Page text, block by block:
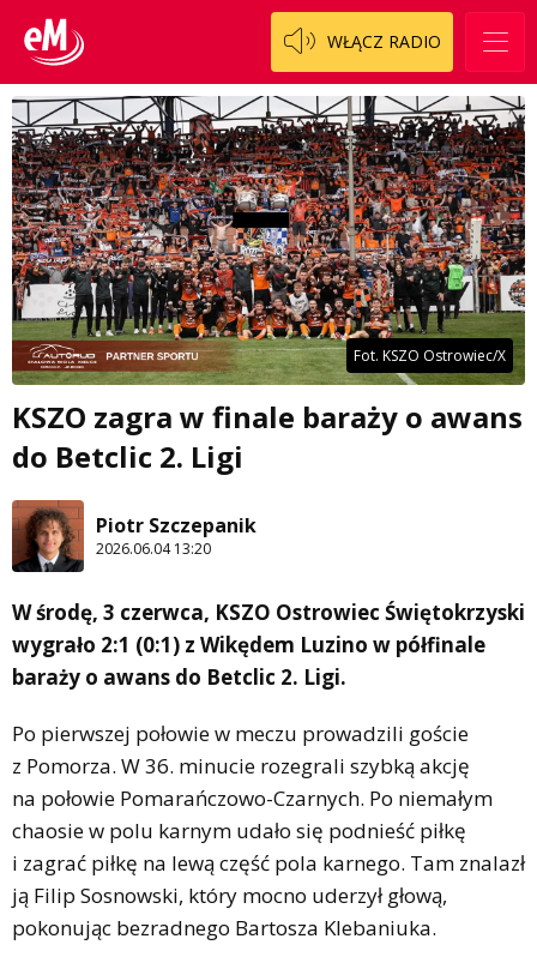
WŁĄCZ RADIO
Fot. KSZO Ostrowiec/X
KSZO zagra w finale baraży o awans
do Betclic 2. Ligi
Piotr Szczepanik
2026.06.04 13:20
W środę, 3 czerwca, KSZO Ostrowiec Świętokrzyski
wygrało 2:1 (0:1) z Wikędem Luzino w półfinale
baraży o awans do Betclic 2. Ligi.
Po pierwszej połowie w meczu prowadzili goście
z Pomorza. W 36. minucie rozegrali szybką akcję
na połowie Pomarańczowo-Czarnych. Po niemałym
chaosie w polu karnym udało się podnieść piłkę
i zagrać piłkę na lewą część pola karnego. Tam znalazł
ją Filip Sosnowski, który mocno uderzył głową,
pokonując bezradnego Bartosza Klebaniuka.